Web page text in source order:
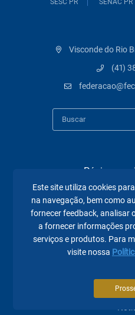
SESC PR SENAC PR
Visconde do Rio
(41)
Páginas
A
Este site utiliza cookies
na navegação, bem como
fornecer feedback, analisar
a fornecer informações
serviços e produtos. Para
visite nossa